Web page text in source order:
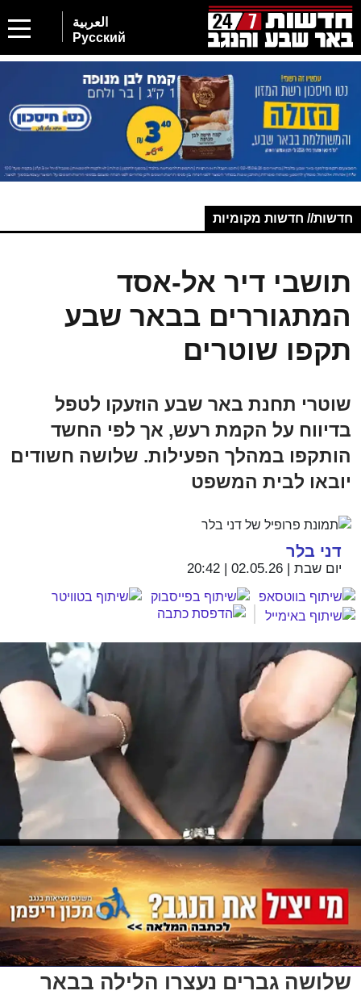
العربية
Русский
חדשות// חדשות מקומיות
תושבי דיר אל-אסד
המתגוררים בבאר שבע
תקפו שוטרים
שוטרי תחנת באר שבע הוזעקו לטפל
בדיווח על הקמת רעש, אך לפי החשד
הותקפו במהלך הפעילות. שלושה חשודים
יובאו לבית המשפט
דני בלר
יום שבת | 02.05.26 | 20:42
שלושה גברים נעצרו הלילה בבאר